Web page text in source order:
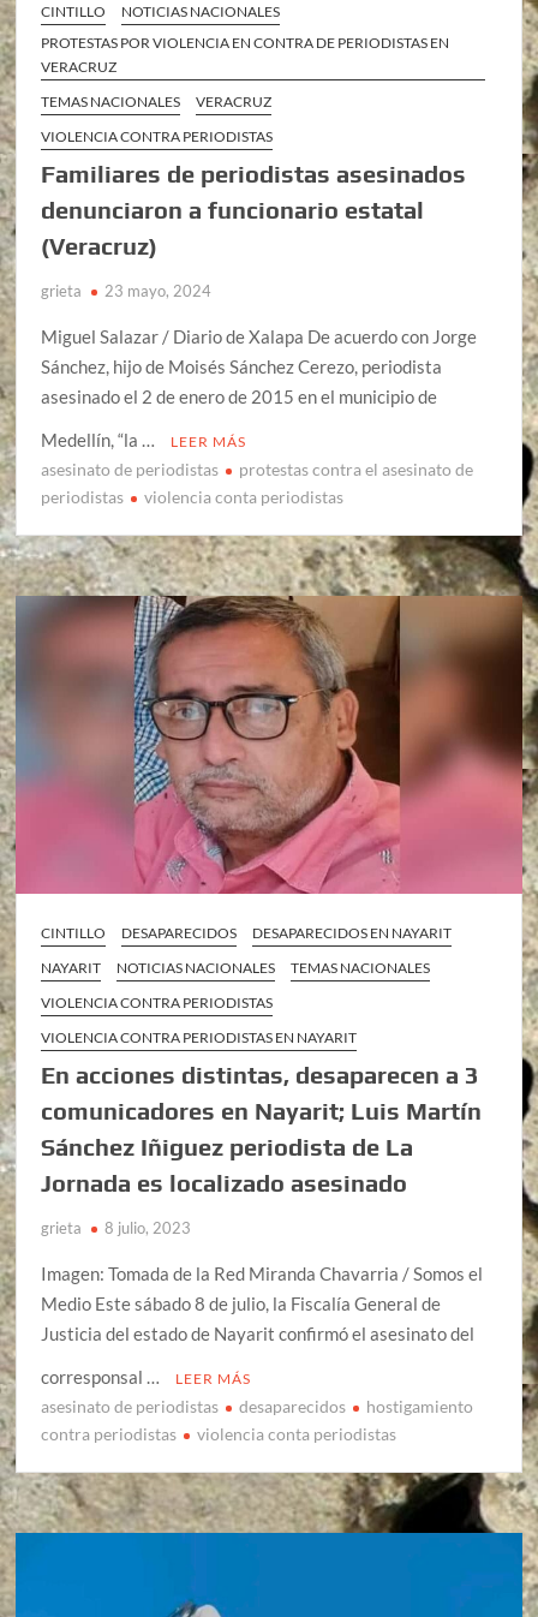
CINTILLO
NOTICIAS NACIONALES
PROTESTAS POR VIOLENCIA EN CONTRA DE PERIODISTAS EN
VERACRUZ
TEMAS NACIONALES
VERACRUZ
VIOLENCIA CONTRA PERIODISTAS
Familiares de periodistas asesinados
denunciaron a funcionario estatal
(Veracruz)
grieta 23 mayo, 2024
Miguel Salazar / Diario de Xalapa De acuerdo con Jorge
Sánchez, hijo de Moisés Sánchez Cerezo, periodista
asesinado el 2 de enero de 2015 en el municipio de
Medellín, “la …
LEER MÁS
asesinato de periodistas
protestas contra el asesinato de
periodistas
violencia conta periodistas
CINTILLO DESAPARECIDOS
DESAPARECIDOS EN NAYARIT
NAYARIT
NOTICIAS NACIONALES
TEMAS NACIONALES
VIOLENCIA CONTRA PERIODISTAS
VIOLENCIA CONTRA PERIODISTAS EN NAYARIT
En acciones distintas, desaparecen a 3
comunicadores en Nayarit; Luis Martín
Sánchez Iñiguez periodista de La
Jornada es localizado asesinado
grieta 8 julio, 2023
Imagen: Tomada de la Red Miranda Chavarria / Somos el
Medio Este sábado 8 de julio, la Fiscalía General de
Justicia del estado de Nayarit confirmó el asesinato del
corresponsal …
LEER MÁS
asesinato de periodistas desaparecidos
hostigamiento
contra periodistas
violencia conta periodistas